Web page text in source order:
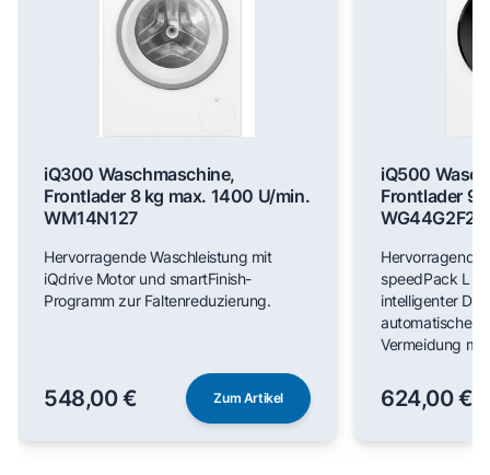
iQ300 Waschmaschine,
Frontlader 8 kg max. 1400 U/min.
WM14N127
Hervorragende Waschleistung mit
iQdrive Motor und smartFinish-
Programm zur Faltenreduzierung.
548,00 € Zum Artikel
iQ500
Frontlader 9
WG44G2F22
Hervorragende
speedPack L
intelligenter
automatischer
Vermeidung
624,00 €